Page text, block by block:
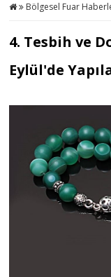
Bölgesel Fuar
4. Tesbih ve
Eylül'de